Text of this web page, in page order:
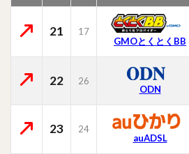
21
17
GMOとくとくBB
22 26
ODN
23
24
auADSL